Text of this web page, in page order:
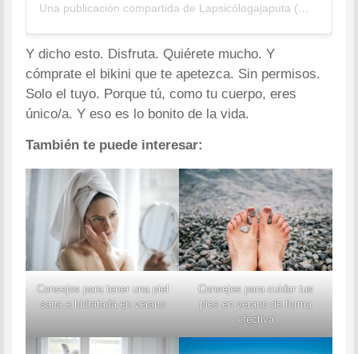
Una publicación compartida de Lapsicólogajaputa (@lapsicologajaputa)
Y dicho esto. Disfruta. Quiérete mucho. Y
cómprate el bikini que te apetezca. Sin permisos.
Solo el tuyo. Porque tú, como tu cuerpo, eres
único/a. Y eso es lo bonito de la vida.
También te puede interesar:
Consejos para tener una piel
sana e hidratada en verano
Consejos para cuidar tus
pies en verano de forma
efectiva